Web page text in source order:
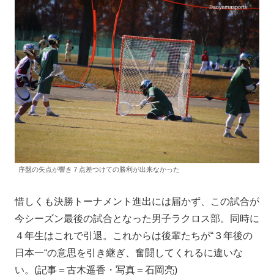
序盤の失点が響き７点差つけての勝利が出来なかった
惜しくも決勝トーナメント進出には届かず、この試合が
今シーズン最後の試合となった男子ラクロス部。同時に
４年生はこれで引退。これからは後輩たちが“３年後の
日本一“の意思を引き継ぎ、奮闘してくれるに違いな
い。(記事＝古木遥香・写真＝石岡亮)